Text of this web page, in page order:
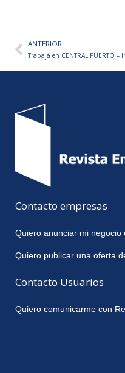
AntANTERIOR
Contacto empresas
Quiero anunciar mi negocio
Quiero publicar una oferta
Contacto Usuarios
Quiero comunicarme con